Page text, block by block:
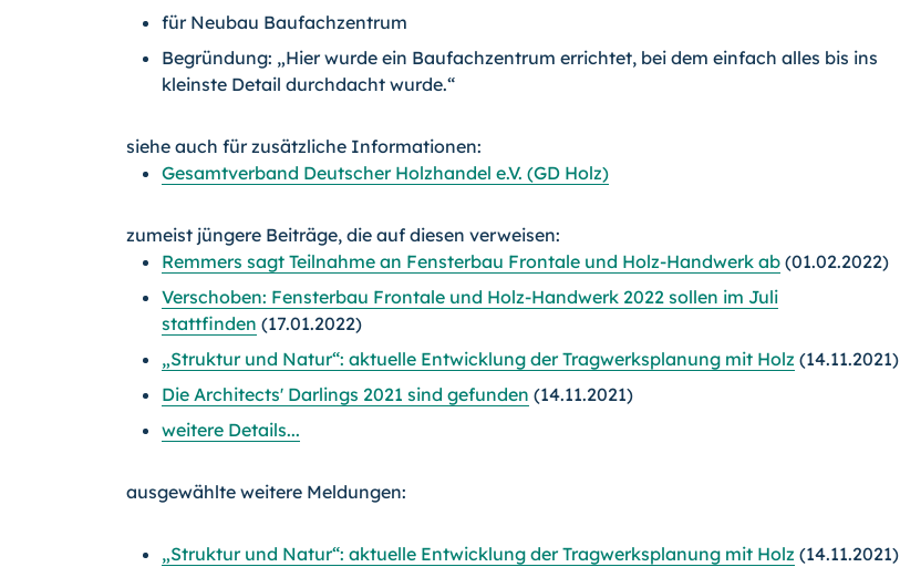
für Neubau Baufachzentrum
Begründung: „Hier wurde ein Baufachzentrum errichtet, bei dem einfach alles bis ins
kleinste Detail durchdacht wurde.“
siehe auch für zusätzliche Informationen:
Gesamtverband Deutscher Holzhandel e.V. (GD Holz)
zumeist jüngere Beiträge, die auf diesen verweisen:
Remmers sagt Teilnahme an Fensterbau Frontale und Holz-Handwerk ab (01.02.2022)
Verschoben: Fensterbau Frontale und Holz-Handwerk 2022 sollen im Juli
stattfinden (17.01.2022)
„Struktur und Natur“: aktuelle Entwicklung der Tragwerksplanung mit Holz (14.11.2021)
Die Architects' Darlings 2021 sind gefunden (14.11.2021)
weitere Details...
ausgewählte weitere Meldungen:
„Struktur und Natur“: aktuelle Entwicklung der Tragwerksplanung mit Holz (14.11.2021)